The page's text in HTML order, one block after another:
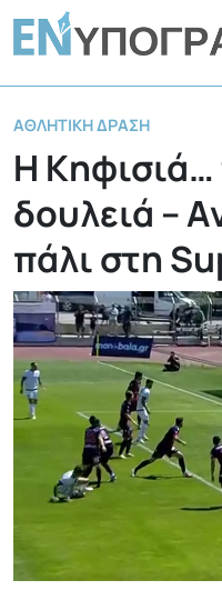
ΑΘΛΗΤΙΚΉ ΔΡΆΣΗ
Η Κηφισιά…
δουλειά –
πάλι στη